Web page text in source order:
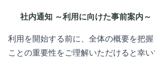
社内通知 ～利用に向けた事前案内～
利用を開始する前に、全体の概要を把
ことの重要性をご理解いただけると幸い